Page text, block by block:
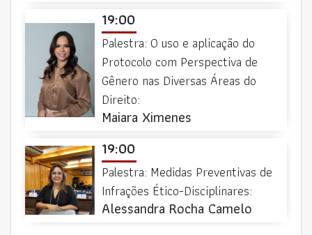
19:00
Palestra: O uso e aplicação do
Protocolo com Perspectiva de
Gênero nas Diversas Áreas do
Direito:
Maiara Ximenes
19:00
Palestra: Medidas Preventivas de
Infrações Ético-Disciplinares:
Alessandra Rocha Camelo